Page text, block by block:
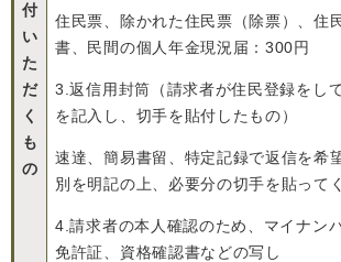
付
い
た
だ
く
も
の
住民票、除かれた住民票（除票）、住
書、民間の個人年金現況届：300円
3.返信用封筒（請求者が住民登録をし
を記入し、切手を貼付したもの）
速達、簡易書留、特定記録で返信を希
別を明記の上、必要分の切手を貼って
4.請求者の本人確認のため、マイナン
免許証、資格確認書などの写し